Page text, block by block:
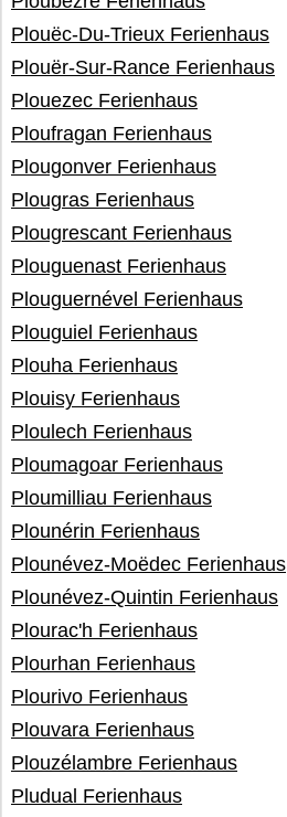
Plouëc-Du-Trieux Ferienhaus
Plouër-Sur-Rance Ferienhaus
Plouezec Ferienhaus
Ploufragan Ferienhaus
Plougonver Ferienhaus
Plougras Ferienhaus
Plougrescant Ferienhaus
Plouguenast Ferienhaus
Plouguernével Ferienhaus
Plouguiel Ferienhaus
Plouha Ferienhaus
Plouisy Ferienhaus
Ploulech Ferienhaus
Ploumagoar Ferienhaus
Ploumilliau Ferienhaus
Plounérin Ferienhaus
Plounévez-Moëdec Ferienhaus
Plounévez-Quintin Ferienhaus
Plourac'h Ferienhaus
Plourhan Ferienhaus
Plourivo Ferienhaus
Plouvara Ferienhaus
Plouzélambre Ferienhaus
Pludual Ferienhaus